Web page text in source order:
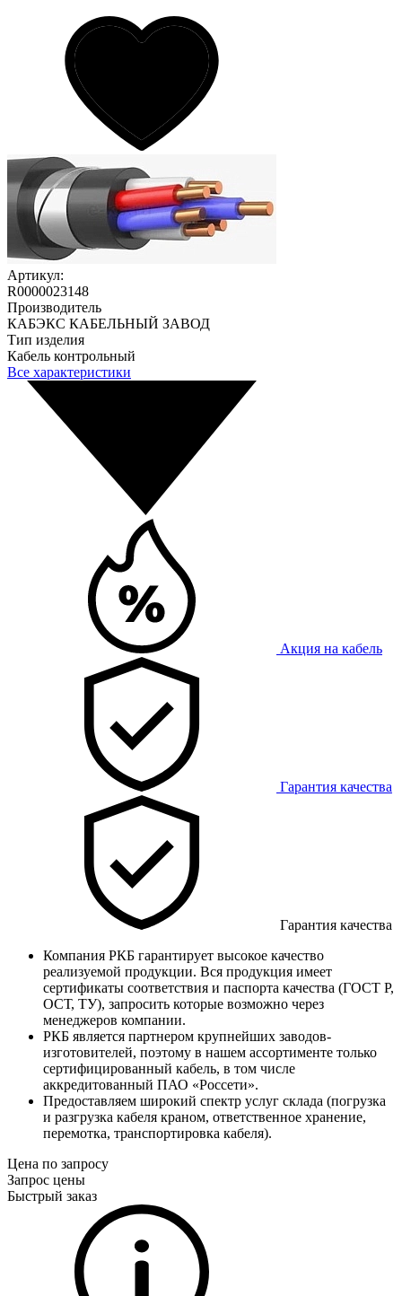
Артикул:
R0000023148
Производитель
КАБЭКС КАБЕЛЬНЫЙ ЗАВОД
Тип изделия
Кабель контрольный
Все характеристики
Акция на кабель
Гарантия качества
Гарантия качества
Компания РКБ гарантирует высокое качество
реализуемой продукции. Вся продукция имеет
сертификаты соответствия и паспорта качества (ГОСТ Р,
ОСТ, ТУ), запросить которые возможно через
менеджеров компании.
РКБ является партнером крупнейших заводов-
изготовителей, поэтому в нашем ассортименте только
сертифицированный кабель, в том числе
аккредитованный ПАО «Россети».
Предоставляем широкий спектр услуг склада (погрузка
и разгрузка кабеля краном, ответственное хранение,
перемотка, транспортировка кабеля).
Цена по запросу
Запрос цены
Быстрый заказ